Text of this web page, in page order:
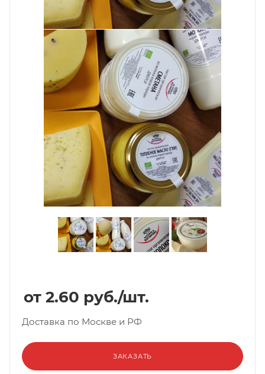
2.60 руб./шт.
Доставка по Москве и РФ
ЗАКАЗАТЬ